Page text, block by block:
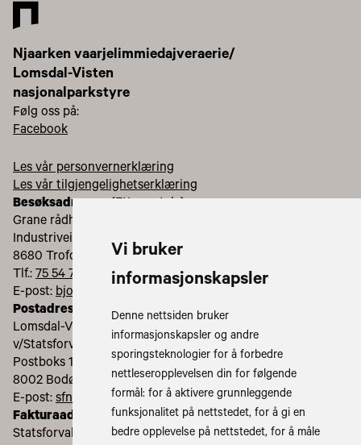
Vi bruker
informasjonskapsler
Denne nettsiden bruker
informasjonskapsler og andre
sporingsteknologier for å forbedre
nettleseropplevelsen din for følgende
formål: for å aktivere grunnleggende
funksjonalitet på nettstedet, for å gi en
bedre opplevelse på nettstedet, for å måle
Njaarken vaarjelimmiedajveraerie/
Lomsdal-Visten
nasjonalparkstyre
Følg oss på:
Facebook
Les vår personvernerklæring
Les vår tilgjengelighetserklæring
Besøksadresse:
Grane rådhus
Industriveien 2
8680 Trofors
Tlf.: 75 54 78 19
E-post: bjornar.aarstrand@statsforvalteren.no
Postadresse
Lomsdal-Visten nasjonalparkstyre
v/Statsforvalteren i Nordland
Postboks 1405
8002 Bodø
E-post: sfnopost@statsforvalteren.no
Fakturaadresse:
Statsforvalteren i Nordland